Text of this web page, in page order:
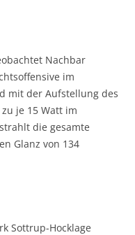
Nachbar
im
mit der Aufstellung des
je 15 Watt im
die gesamte
Glanz von 134
Sottrup-Hocklage